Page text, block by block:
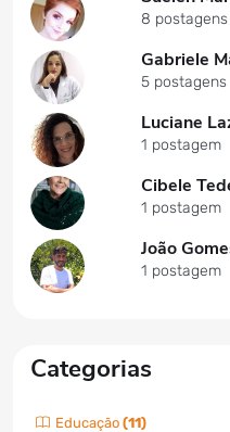
8 postagens
Gabriele
5 postagens
Luciane
1 postagem
Cibele
1 postagem
João
1 postagem
Categorias
Educação (11)